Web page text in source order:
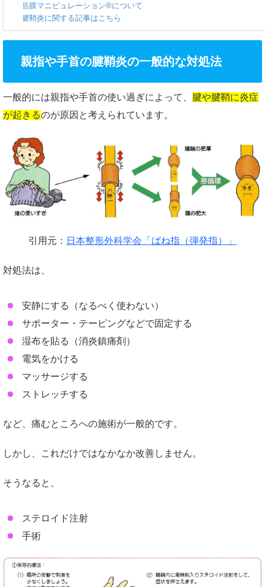
筋膜マニピュレーション®について
腱鞘炎に関する記事はこちら
親指や手首の腱鞘炎の一般的な対処法
一般的には親指や手首の使い過ぎによって、 腱や腱鞘に炎症
が起きるのが原因と考えられています。
引用元： 日本整形外科学会「ばね指（弾発指）」
対処法は、
安静にする（なるべく使わない）
サポーター・テーピングなどで固定する
湿布を貼る（消炎鎮痛剤）
電気をかける
マッサージする
ストレッチする
など、痛むところへの施術が一般的です。
しかし、これだけではなかなか改善しません。
そうなると、
ステロイド注射
手術